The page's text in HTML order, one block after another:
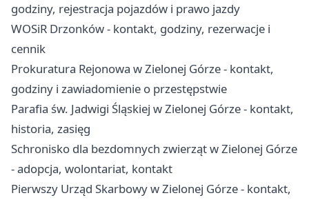
godziny, rejestracja pojazdów i prawo jazdy
WOSiR Drzonków - kontakt, godziny, rezerwacje i
cennik
Prokuratura Rejonowa w Zielonej Górze - kontakt,
godziny i zawiadomienie o przestępstwie
Parafia św. Jadwigi Śląskiej w Zielonej Górze - kontakt,
historia, zasięg
Schronisko dla bezdomnych zwierząt w Zielonej Górze
- adopcja, wolontariat, kontakt
Pierwszy Urząd Skarbowy w Zielonej Górze - kontakt,